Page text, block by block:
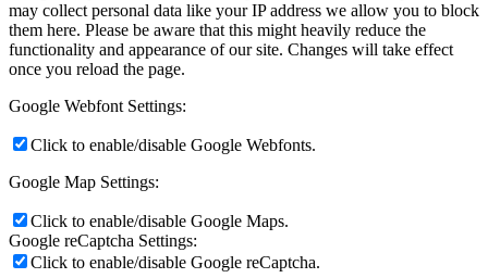
may collect personal data like your IP address we allow you to block
them here. Please be aware that this might heavily reduce the
functionality and appearance of our site. Changes will take effect
once you reload the page.
Google Webfont Settings:
Click to enable/disable Google Webfonts.
Google Map Settings:
Click to enable/disable Google Maps.
Google reCaptcha Settings:
Click to enable/disable Google reCaptcha.